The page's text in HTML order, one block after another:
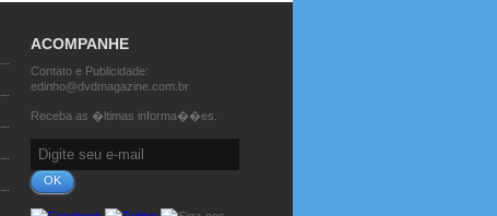
ACOMPANHE
Contato e Publicidade:
edinho@dvdmagazine.com.br
Receba as �ltimas informa��es.
OK